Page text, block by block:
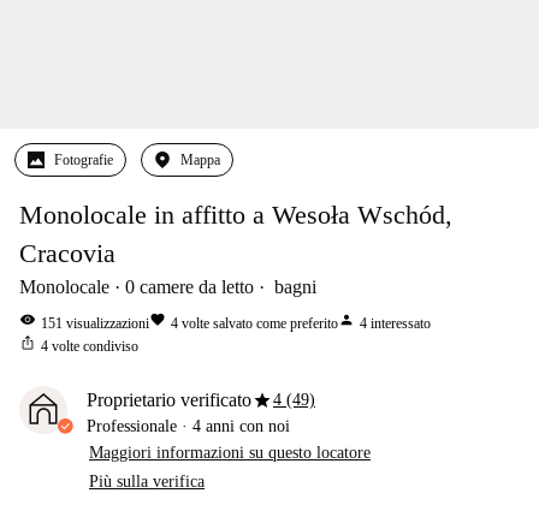
Fotografie Mappa
Monolocale in affitto a Wesoła Wschód,
Cracovia
Monolocale 0 camere da letto bagni
visibility 151 visualizzazionifavorite 4 volte salvato come preferitoperson 4 interessato
ios_share 4 volte condiviso
Proprietario verificatostar4 (49)
Professionale · 4 anni con noi
Maggiori informazioni su questo locatore
Più sulla verifica